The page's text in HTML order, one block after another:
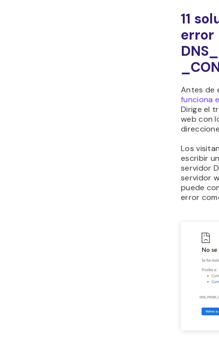
11
error
Antes de
funciona
Dirige el
web con
Los
escribir
servidor
servidor
puede
error